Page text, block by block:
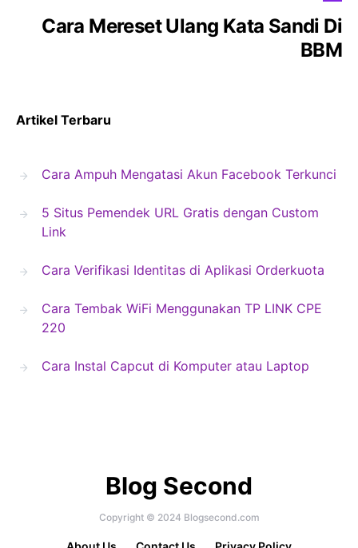
Cara Mereset Ulang Kata Sandi Di
BBM
Artikel Terbaru
Cara Ampuh Mengatasi Akun Facebook Terkunci
5 Situs Pemendek URL Gratis dengan Custom
Link
Cara Verifikasi Identitas di Aplikasi Orderkuota
Cara Tembak WiFi Menggunakan TP LINK CPE
220
Cara Instal Capcut di Komputer atau Laptop
Blog Second
Copyright © 2024 Blogsecond.com